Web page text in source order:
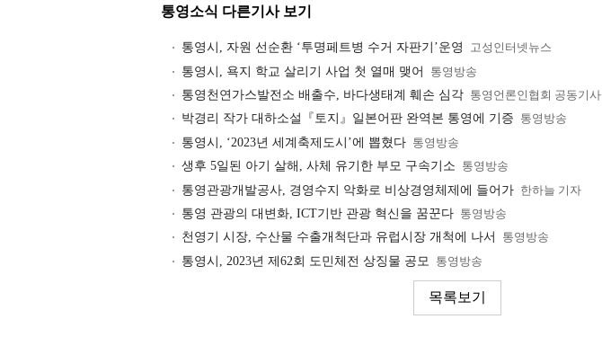
통영소식 다른기사 보기
통영시, 자원 선순환 ‘투명페트병 수거 자판기’운영
고성인터넷뉴스
통영시, 욕지 학교 살리기 사업 첫 열매 맺어
통영방송
통영천연가스발전소 배출수, 바다생태계 훼손 심각 통영언론인협회 공동기사
박경리 작가 대하소설『토지』일본어판 완역본 통영에 기증 통영방송
통영시, ‘2023년 세계축제도시’에 뽑혔다 통영방송
생후 5일된 아기 살해, 사체 유기한 부모 구속기소 통영방송
통영관광개발공사, 경영수지 악화로 비상경영체제에 들어가 한하늘 기자
통영 관광의 대변화, ICT기반 관광 혁신을 꿈꾼다 통영방송
천영기 시장, 수산물 수출개척단과 유럽시장 개척에 나서
통영방송
통영시, 2023년 제62회 도민체전 상징물 공모
통영방송